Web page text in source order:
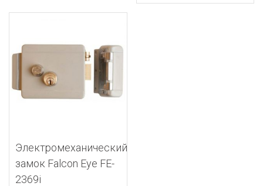
Электромеханический
замок Falcon Eye FE-
2369i